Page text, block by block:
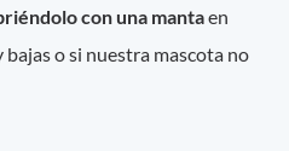
con una mantaen
o si nuestra mascota no